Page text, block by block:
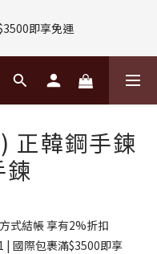
補)
即享免運
$188購物金
【威靈頓 / 波士頓墨鏡】
補)
正韓鋼手鍊
鍊
式結帳 享有2%折扣
| 國際包裹滿$3500即享